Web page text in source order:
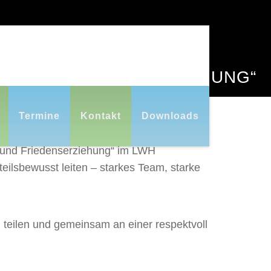
Termine Kontakt Downloads
UND FRIEDENSERZIEHUNG“
Friedenserziehung“ im LWH
leiten – starkes Team, starke
und gemeinsam an einer respektvoll